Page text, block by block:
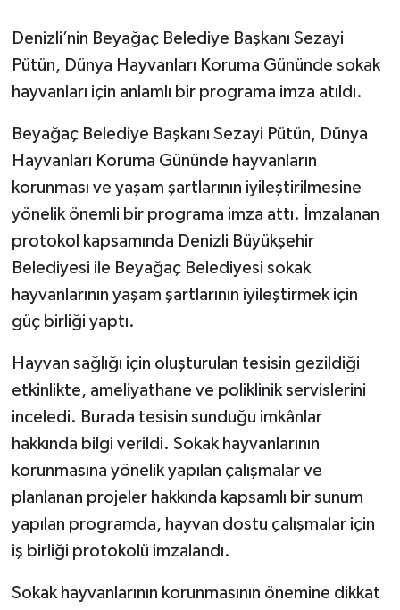
Denizli’nin Beyağaç Belediye Başkanı Sezayi
Pütün, Dünya Hayvanları Koruma Gününde sokak
hayvanları için anlamlı bir programa imza atıldı.
Beyağaç Belediye Başkanı Sezayi Pütün, Dünya
Hayvanları Koruma Gününde hayvanların
korunması ve yaşam şartlarının iyileştirilmesine
yönelik önemli bir programa imza attı. İmzalanan
protokol kapsamında Denizli Büyükşehir
Belediyesi ile Beyağaç Belediyesi sokak
hayvanlarının yaşam şartlarının iyileştirmek için
güç birliği yaptı.
Hayvan sağlığı için oluşturulan tesisin gezildiği
etkinlikte, ameliyathane ve poliklinik servislerini
inceledi. Burada tesisin sunduğu imkânlar
hakkında bilgi verildi. Sokak hayvanlarının
korunmasına yönelik yapılan çalışmalar ve
planlanan projeler hakkında kapsamlı bir sunum
yapılan programda, hayvan dostu çalışmalar için
iş birliği protokolü imzalandı.
Sokak hayvanlarının korunmasının önemine dikkat